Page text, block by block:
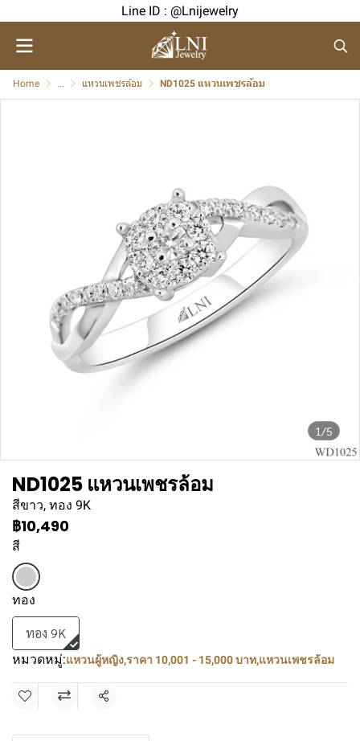
Line ID : @Lnijewelry
Home ... แหวนเพชรล้อม ND1025 แหวนเพชรล้อม
1/5
ND1025 แหวนเพชรล้อม
สีขาว, ทอง 9K
฿10,490
สี
ทอง
ทอง 9K
หมวดหมู่:แหวนผู้หญิง,ราคา 10,001 - 15,000 บาท,แหวนเพชรล้อม
แชร์